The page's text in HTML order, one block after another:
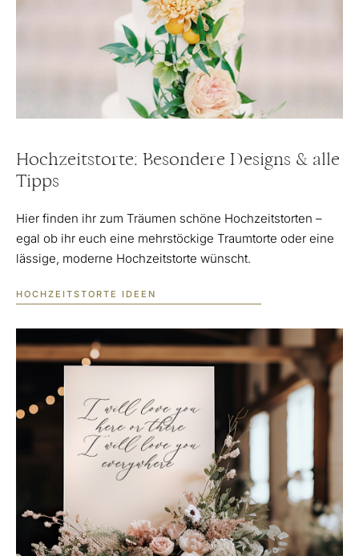
Hochzeitstorte: Besondere Designs & alle
Tipps
Hier finden ihr zum Träumen schöne Hochzeitstorten –
egal ob ihr euch eine mehrstöckige Traumtorte oder eine
lässige, moderne Hochzeitstorte wünscht.
HOCHZEITSTORTE IDEEN